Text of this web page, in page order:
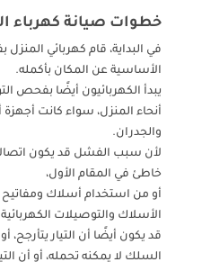
خطوات صيانة كهرباء
في البداية، قام كهربائي
الأساسية عن المكان بأكمله.
يبدأ الكهربائيون أيضًا بفحص
أنحاء المنزل، سواء كانت
والجدران.
لأن سبب الفشل قد يكون
خاطئ في المقام الأول،
أو من استخدام أسلاك ومفاتيح
الأسلاك والتوصيلات
قد يكون أيضًا أن التيار يتأرجح، أو
السلك لا يمكنه تحمله، أو أن